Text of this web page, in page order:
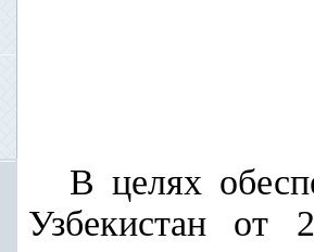
В целях
Узбекистан